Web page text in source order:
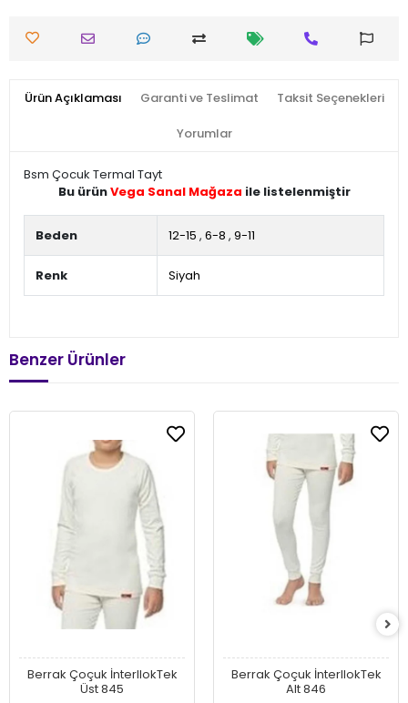
Ürün Açıklaması Garanti ve Teslimat Taksit Seçenekleri
Yorumlar
Bsm Çocuk Termal Tayt
Bu ürünVega Sanal Mağaza ile listelenmiştir
Beden 12-15 , 6-8 , 9-11
Renk Siyah
Benzer Ürünler
Berrak Çoçuk İnterllokTek
Üst 845
Berrak Çoçuk İnterllokTek
Alt 846